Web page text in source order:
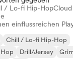
/ Lo-fi Hip-Hop
einflussreichen
Chill / Lo-fi Hip-Hop
Drill/Jersey